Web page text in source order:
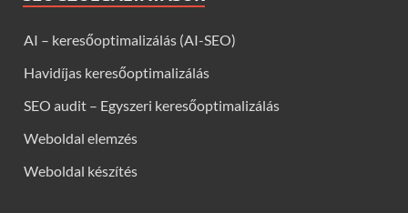
AI – keresőoptimalizálás (AI-SEO)
Havidíjas keresőoptimalizálás
SEO audit – Egyszeri keresőoptimalizálás
Weboldal elemzés
Weboldal készítés